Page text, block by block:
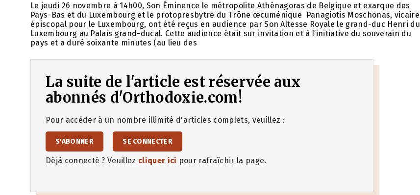
Le jeudi 26 novembre à 14h00, Son Éminence le métropolite Athénagoras de Belgique et exarque des
Pays-Bas et du Luxembourg et le protopresbytre du Trône œcuménique Panagiotis Moschonas, vicaire
épiscopal pour le Luxembourg, ont été reçus en audience par Son Altesse Royale le grand-duc Henri du
Luxembourg au Palais grand-ducal. Cette audience était sur invitation et à l’initiative du souverain du
pays et a duré soixante minutes (au lieu des
La suite de l'article est réservée aux
abonnés d'Orthodoxie.com!
Pour accéder à un nombre illimité d'articles complets, veuillez :
S'ABONNER SE CONNECTER
Déjà connecté ? Veuillez cliquer ici pour rafraîchir la page.